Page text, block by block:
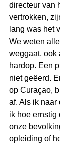
directeur van
vertrokken,
lang was het
We weten
weggaat, ook
hardop. Een
niet geëerd.
op Curaçao,
af. Als ik naar
ik hoe ernstig
onze
opleiding of